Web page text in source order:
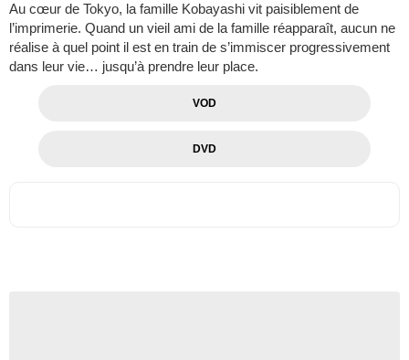
Au cœur de Tokyo, la famille Kobayashi vit paisiblement de
l’imprimerie. Quand un vieil ami de la famille réapparaît, aucun ne
réalise à quel point il est en train de s’immiscer progressivement
dans leur vie… jusqu’à prendre leur place.
VOD
DVD